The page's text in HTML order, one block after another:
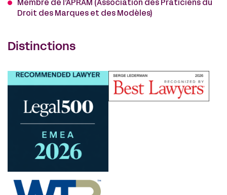
Membre de l’APRAM (Association des Praticiens du
Droit des Marques et des Modèles)
Distinctions